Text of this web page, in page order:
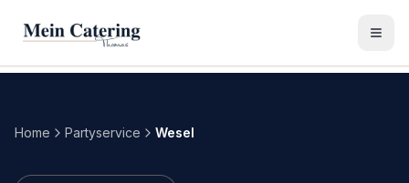
Home Partyservice Wesel